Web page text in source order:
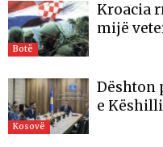
Botë
Kroacia
mijë
Kosovë
​Dështon
e